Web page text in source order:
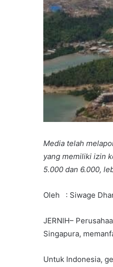
Media telah
yang memiliki izin
5.000 dan 6.000,
Oleh : Siwage
JERNIH–
Singapura,
Untuk Indonesia,